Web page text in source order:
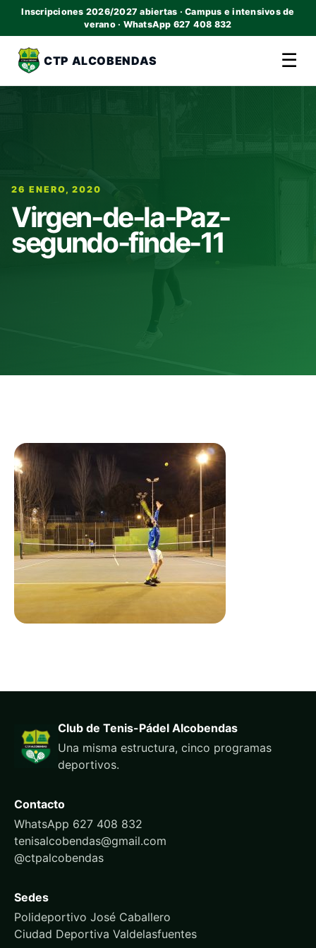
Inscripciones 2026/2027 abiertas · Campus e intensivos de
verano · WhatsApp 627 408 832
CTP ALCOBENDAS ☰
26 ENERO, 2020
Virgen-de-la-Paz-
segundo-finde-11
Club de Tenis-Pádel Alcobendas
Una misma estructura, cinco programas
deportivos.
Contacto
WhatsApp 627 408 832
tenisalcobendas@gmail.com
@ctpalcobendas
Sedes
Polideportivo José Caballero
Ciudad Deportiva Valdelasfuentes